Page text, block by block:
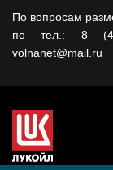
По вопросам
по тел.: 8
volnanet@mail.ru